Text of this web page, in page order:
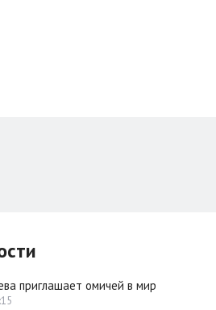
приглашает омичей в мир